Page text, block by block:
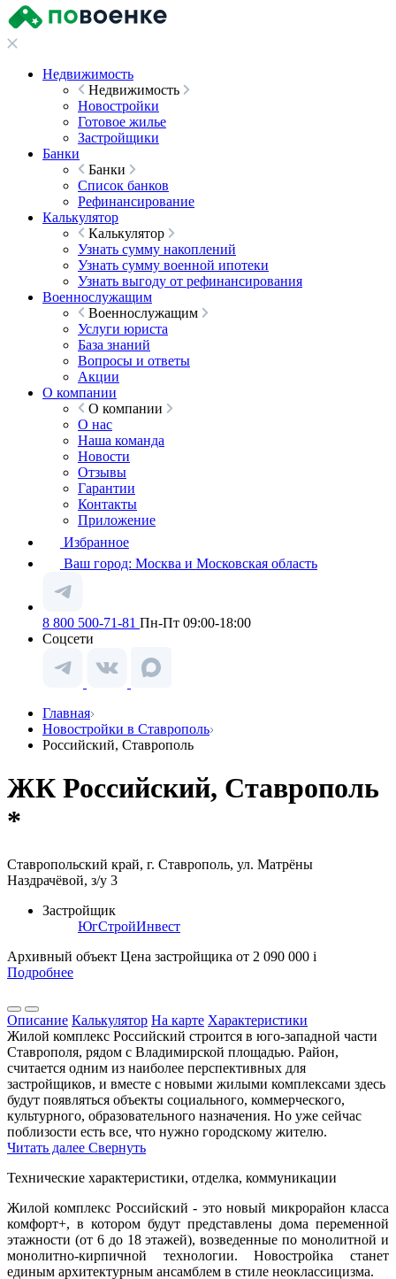
Недвижимость
Недвижимость
Новостройки
Готовое жилье
Застройщики
Банки
Банки
Список банков
Рефинансирование
Калькулятор
Калькулятор
Узнать сумму накоплений
Узнать сумму военной ипотеки
Узнать выгоду от рефинансирования
Военнослужащим
Военнослужащим
Услуги юриста
База знаний
Вопросы и ответы
Акции
О компании
О компании
О нас
Наша команда
Новости
Отзывы
Гарантии
Контакты
Приложение
Избранное
Ваш город: Москва и Московская область
8 800 500-71-81 Пн-Пт 09:00-18:00
Соцсети
Главная
Новостройки в Ставрополь
Российский, Ставрополь
ЖК Российский, Ставрополь
*
Ставропольский край, г. Ставрополь, ул. Матрёны
Наздрачёвой, з/у 3
Застройщик
ЮгСтройИнвест
Архивный объект Цена застройщика от 2 090 000 i
Подробнее
Описание Калькулятор На карте Характеристики
Жилой комплекс Российский строится в юго-западной части
Ставрополя, рядом с Владимирской площадью. Район,
считается одним из наиболее перспективных для
застройщиков, и вместе с новыми жилыми комплексами здесь
будут появляться объекты социального, коммерческого,
культурного, образовательного назначения. Но уже сейчас
поблизости есть все, что нужно городскому жителю.
Читать далее Свернуть
Технические характеристики, отделка, коммуникации
Жилой комплекс Российский - это новый микрорайон класса
комфорт+, в котором будут представлены дома переменной
этажности (от 6 до 18 этажей), возведенные по монолитной и
монолитно-кирпичной технологии. Новостройка станет
единым архитектурным ансамблем в стиле неоклассицизма.